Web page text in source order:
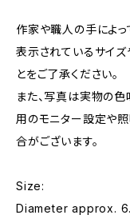
作家や職人の手によっ
表示されているサイ
とをご了承ください。
また、写真は実物の
用のモニター設定や
合がございます。
Size:
Diameter approx.